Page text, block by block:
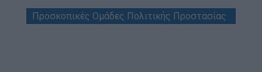
Προσκοπικές Ομάδες Πολιτικής Προστασίας